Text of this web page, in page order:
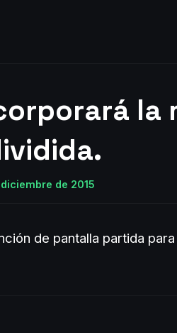
la
de 2015
de pantalla partida